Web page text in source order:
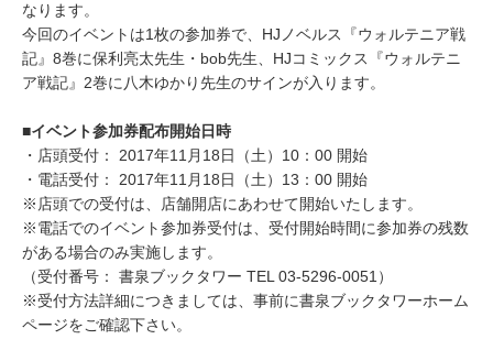
なります。
今回のイベントは1枚の参加券で、HJノベルス『ウォルテニア戦
記』8巻に保利亮太先生・bob先生、HJコミックス『ウォルテニ
ア戦記』2巻に八木ゆかり先生のサインが入ります。
■イベント参加券配布開始日時
・店頭受付： 2017年11月18日（土）10：00 開始
・電話受付： 2017年11月18日（土）13：00 開始
※店頭での受付は、店舗開店にあわせて開始いたします。
※電話でのイベント参加券受付は、受付開始時間に参加券の残数
がある場合のみ実施します。
（受付番号： 書泉ブックタワー TEL 03-5296-0051）
※受付方法詳細につきましては、事前に書泉ブックタワーホーム
ページをご確認下さい。